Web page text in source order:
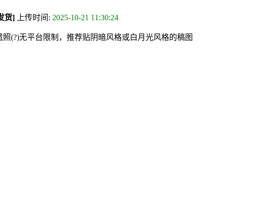
货] 上传时间: 2025-10-21 11:30:24
(?)无平台限制，推荐贴阴暗风格或白月光风格的稿图